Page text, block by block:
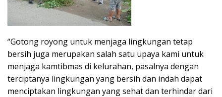
“Gotong royong untuk menjaga lingkungan tetap
bersih juga merupakan salah satu upaya kami untuk
menjaga kamtibmas di kelurahan, pasalnya dengan
terciptanya lingkungan yang bersih dan indah dapat
menciptakan lingkungan yang sehat dan terhindar dari